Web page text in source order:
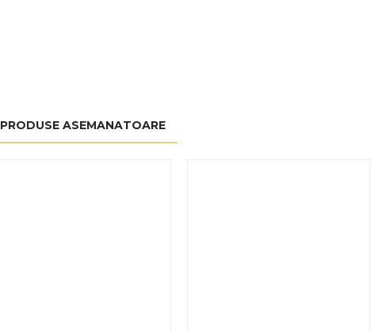
PRODUSE ASEMANATOARE